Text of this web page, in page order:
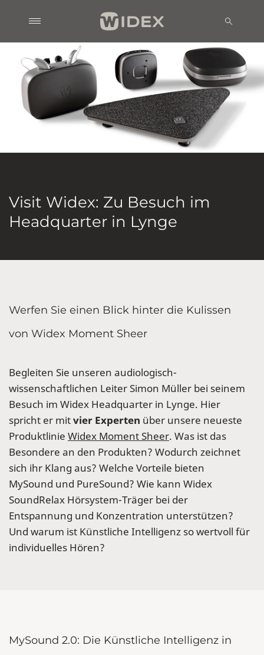
Visit Widex: Zu Besuch im
Headquarter in Lynge
Werfen Sie einen Blick hinter die Kulissen
von Widex Moment Sheer
Begleiten Sie unseren audiologisch-
wissenschaftlichen Leiter Simon Müller bei seinem
Besuch im Widex Headquarter in Lynge. Hier
spricht er mitvier Experten über unsere neueste
Produktlinie Widex Moment Sheer. Was ist das
Besondere an den Produkten? Wodurch zeichnet
sich ihr Klang aus? Welche Vorteile bieten
MySound und PureSound? Wie kann Widex
SoundRelax Hörsystem-Träger bei der
Entspannung und Konzentration unterstützen?
Und warum ist Künstliche Intelligenz so wertvoll für
individuelles Hören?
MySound 2.0: Die Künstliche Intelligenz in